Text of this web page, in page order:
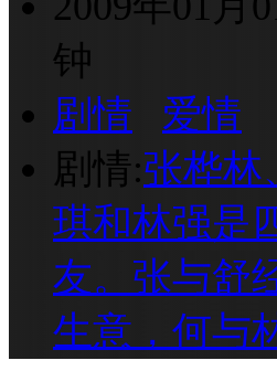
钟
剧情
爱情
剧情:张桦林
琪和林强是
友。张与舒
生意，何与